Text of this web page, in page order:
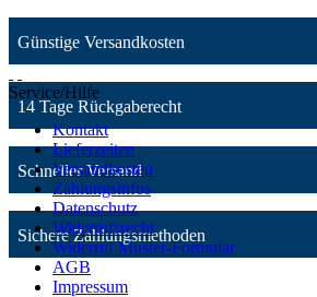
Günstige Versandkosten
14 Tage Rückgaberecht
Schneller Versand
Sichere Zahlungsmethoden
Service/Hilfe
Kontakt
Lieferzeiten
Versandkosten
Zahlungsinfos
Datenschutz
Widerrufsrecht
Widerruf Muster-Formular
AGB
Impressum